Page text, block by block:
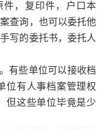
，复印件，户口本
查询，也可以委托他
写的委托书，委托人
有些单位可以接收档
位有人事档案管理权
但这些单位毕竟是少